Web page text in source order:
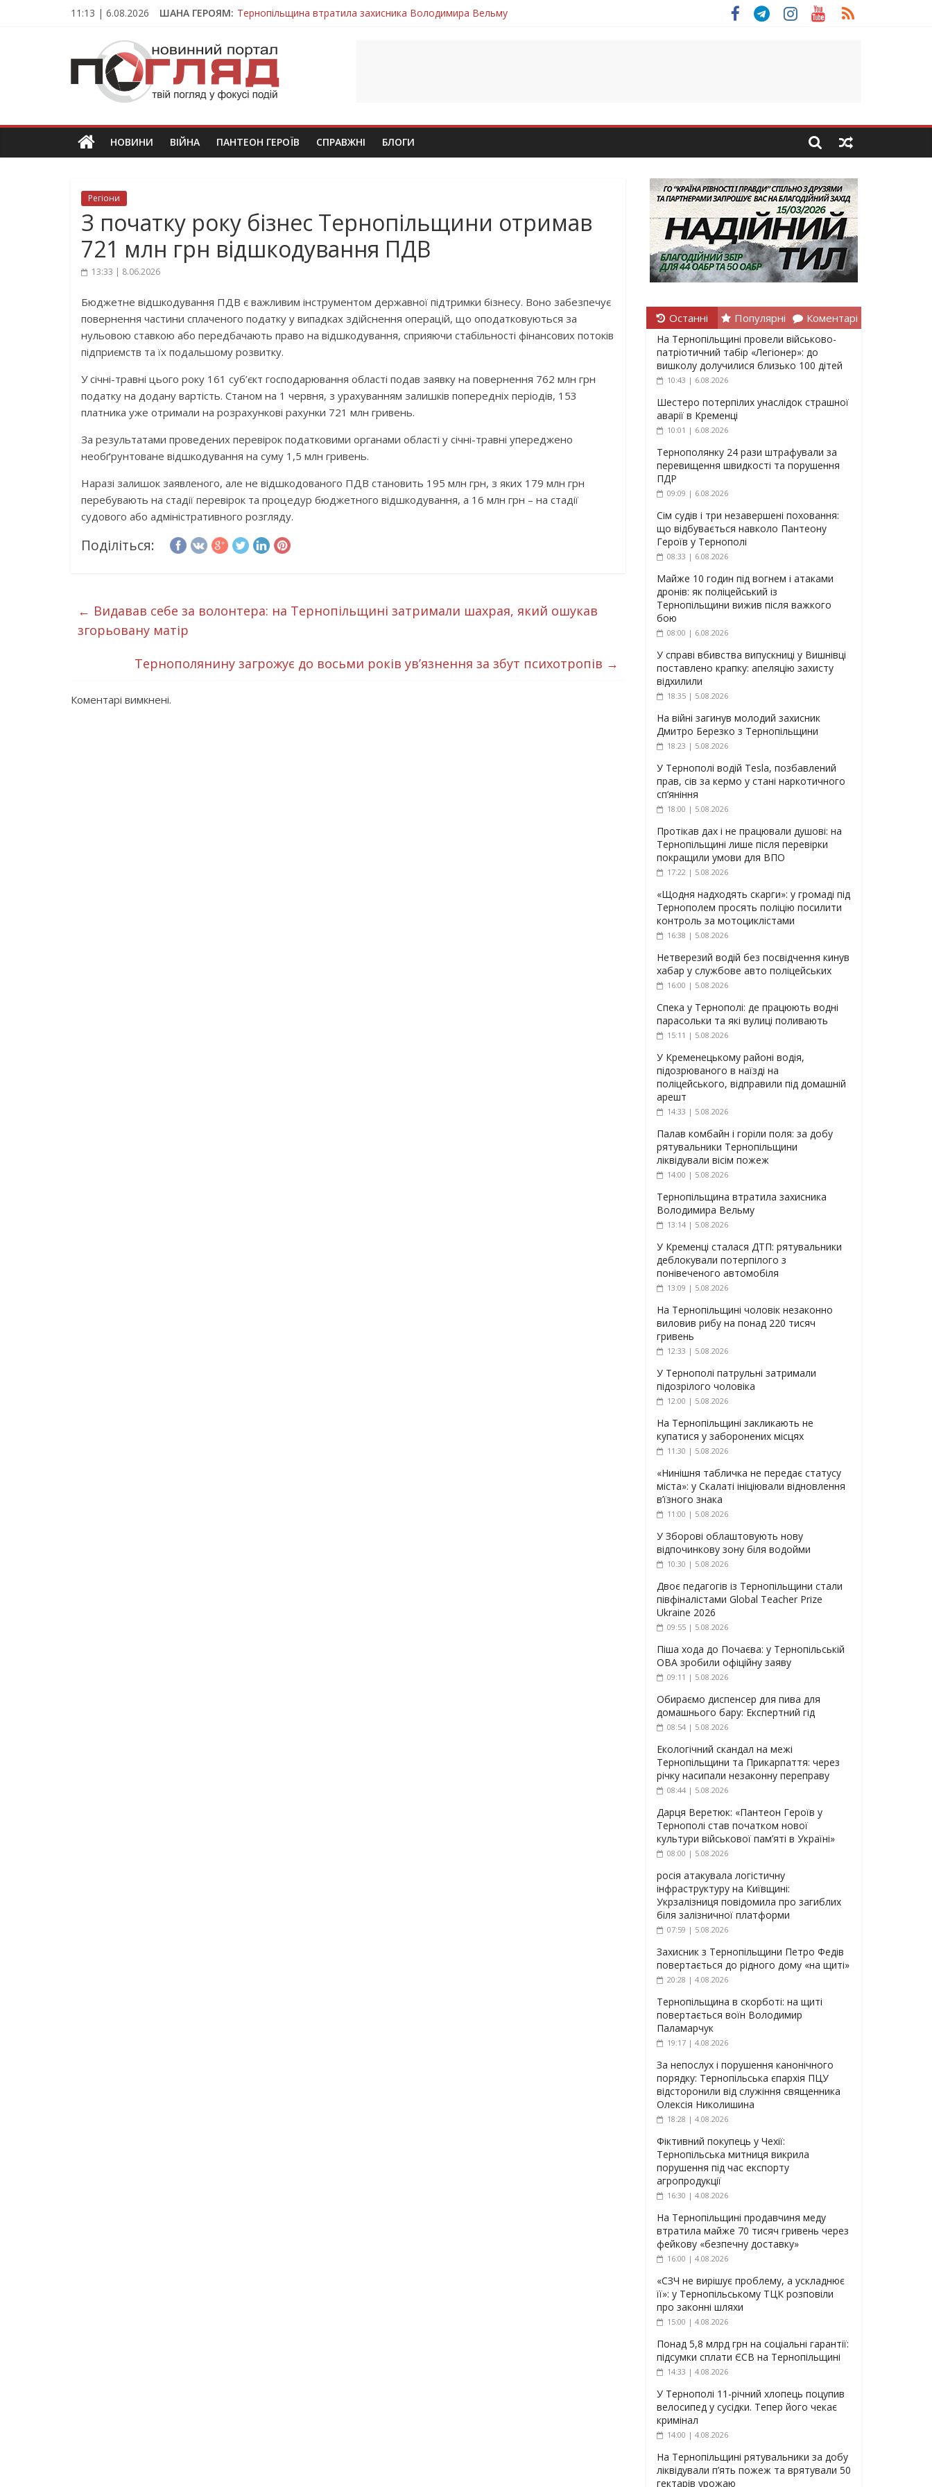
11:13 | 6.08.2026 ШАНА ГЕРОЯМ: Тернопільщина втратила захисника Володимира Вельму
Тернопільщина в скорботі: на щиті повертається воїн Володимир Паламарчук
Під час виконання бойового завдання загинув захисник Юрій Пушкар з Тернопільщини
На війні загинув молодий захисник Дмитро Березко з Тернопільщини
ПОГЛЯД
Новини
Тернополя.
новини
та
НОВИНИ ВІЙНА ПАНТЕОН ГЕРОЇВ СПРАВЖНІ БЛОГИ
Регіони
З початку року бізнес Тернопільщини отримав
721 млн грн відшкодування ПДВ
13:33 | 8.06.2026
Бюджетне відшкодування ПДВ є важливим інструментом державної підтримки бізнесу. Воно забезпечує
повернення частини сплаченого податку у випадках здійснення операцій, що оподатковуються за
нульовою ставкою або передбачають право на відшкодування, сприяючи стабільності фінансових потоків
підприємств та їх подальшому розвитку.
У січні-травні цього року 161 суб’єкт господарювання області подав заявку на повернення 762 млн грн
податку на додану вартість. Станом на 1 червня, з урахуванням залишків попередніх періодів, 153
платника уже отримали на розрахункові рахунки 721 млн гривень.
За результатами проведених перевірок податковими органами області у січні-травні упереджено
необґрунтоване відшкодування на суму 1,5 млн гривень.
Наразі залишок заявленого, але не відшкодованого ПДВ становить 195 млн грн, з яких 179 млн грн
перебувають на стадії перевірок та процедур бюджетного відшкодування, а 16 млн грн – на стадії
судового або адміністративного розгляду.
Поділіться:
← Видавав себе за волонтера: на Тернопільщині затримали шахрая, який ошукав
згорьовану матір
Тернополянину загрожує до восьми років ув’язнення за збут психотропів →
Коментарі вимкнені.
Останні Популярні Коментарі
На Тернопільщині провели військово-
патріотичний табір «Легіонер»: до
вишколу долучилися близько 100 дітей
10:43 | 6.08.2026
Шестеро потерпілих унаслідок страшної
аварії в Кременці
10:01 | 6.08.2026
Тернополянку 24 рази штрафували за
перевищення швидкості та порушення
ПДР
09:09 | 6.08.2026
Сім судів і три незавершені поховання:
що відбувається навколо Пантеону
Героїв у Тернополі
08:33 | 6.08.2026
Майже 10 годин під вогнем і атаками
дронів: як поліцейський із
Тернопільщини вижив після важкого
бою
08:00 | 6.08.2026
У справі вбивства випускниці у Вишнівці
поставлено крапку: апеляцію захисту
відхилили
18:35 | 5.08.2026
На війні загинув молодий захисник
Дмитро Березко з Тернопільщини
18:23 | 5.08.2026
У Тернополі водій Tesla, позбавлений
прав, сів за кермо у стані наркотичного
сп’яніння
18:00 | 5.08.2026
Протікав дах і не працювали душові: на
Тернопільщині лише після перевірки
покращили умови для ВПО
17:22 | 5.08.2026
«Щодня надходять скарги»: у громаді під
Тернополем просять поліцію посилити
контроль за мотоциклістами
16:38 | 5.08.2026
Нетверезий водій без посвідчення кинув
хабар у службове авто поліцейських
16:00 | 5.08.2026
Спека у Тернополі: де працюють водні
парасольки та які вулиці поливають
15:11 | 5.08.2026
У Кременецькому районі водія,
підозрюваного в наїзді на
поліцейського, відправили під домашній
арешт
14:33 | 5.08.2026
Палав комбайн і горіли поля: за добу
рятувальники Тернопільщини
ліквідували вісім пожеж
14:00 | 5.08.2026
Тернопільщина втратила захисника
Володимира Вельму
13:14 | 5.08.2026
У Кременці сталася ДТП: рятувальники
деблокували потерпілого з
понівеченого автомобіля
13:09 | 5.08.2026
На Тернопільщині чоловік незаконно
виловив рибу на понад 220 тисяч
гривень
12:33 | 5.08.2026
У Тернополі патрульні затримали
підозрілого чоловіка
12:00 | 5.08.2026
На Тернопільщині закликають не
купатися у заборонених місцях
11:30 | 5.08.2026
«Нинішня табличка не передає статусу
міста»: у Скалаті ініціювали відновлення
в’їзного знака
11:00 | 5.08.2026
У Зборові облаштовують нову
відпочинкову зону біля водойми
10:30 | 5.08.2026
Двоє педагогів із Тернопільщини стали
півфіналістами Global Teacher Prize
Ukraine 2026
09:55 | 5.08.2026
Піша хода до Почаєва: у Тернопільській
ОВА зробили офіційну заяву
09:11 | 5.08.2026
Обираємо диспенсер для пива для
домашнього бару: Експертний гід
08:54 | 5.08.2026
Екологічний скандал на межі
Тернопільщини та Прикарпаття: через
річку насипали незаконну переправу
08:44 | 5.08.2026
Дарця Веретюк: «Пантеон Героїв у
Тернополі став початком нової
культури військової пам’яті в Україні»
08:00 | 5.08.2026
росія атакувала логістичну
інфраструктуру на Київщині:
Укрзалізниця повідомила про загиблих
біля залізничної платформи
07:59 | 5.08.2026
Захисник з Тернопільщини Петро Федів
повертається до рідного дому «на щиті»
20:28 | 4.08.2026
Тернопільщина в скорботі: на щиті
повертається воїн Володимир
Паламарчук
19:17 | 4.08.2026
За непослух і порушення канонічного
порядку: Тернопільська єпархія ПЦУ
відсторонили від служіння священника
Олексія Николишина
18:28 | 4.08.2026
Фіктивний покупець у Чехії:
Тернопільська митниця викрила
порушення під час експорту
агропродукції
16:30 | 4.08.2026
На Тернопільщині продавчиня меду
втратила майже 70 тисяч гривень через
фейкову «безпечну доставку»
16:00 | 4.08.2026
«СЗЧ не вирішує проблему, а ускладнює
її»: у Тернопільському ТЦК розповіли
про законні шляхи
15:00 | 4.08.2026
Понад 5,8 млрд грн на соціальні гарантії:
підсумки сплати ЄСВ на Тернопільщині
14:33 | 4.08.2026
У Тернополі 11-річний хлопець поцупив
велосипед у сусідки. Тепер його чекає
кримінал
14:00 | 4.08.2026
На Тернопільщині рятувальники за добу
ліквідували п’ять пожеж та врятували 50
гектарів урожаю